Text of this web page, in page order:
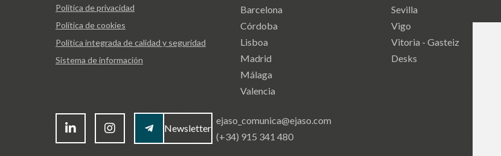
Política de privacidad
Política de cookies
Política integrada de calidad y seguridad
Sistema de información
Barcelona
Córdoba
Lisboa
Madrid
Málaga
Valencia
Sevilla
Vigo
Vitoria - Gasteiz
Desks
Newsletter
ejaso_comunica@ejaso.com
(+34) 915 341 480